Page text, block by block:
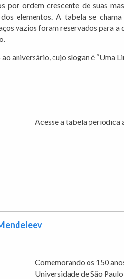
por ordem crescente de suas
elementos. A tabela se
vazios foram reservados para
aniversário, cujo slogan é “Uma
Acesse a tabela periódica
Comemorando os 150
Universidade de São